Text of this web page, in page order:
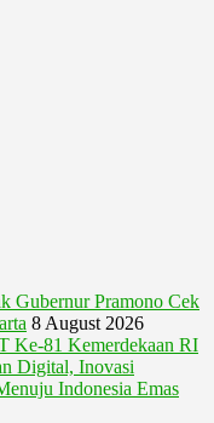
Gubernur Pramono Cek
8 August 2026
81 Kemerdekaan RI
Digital, Inovasi
Indonesia Emas